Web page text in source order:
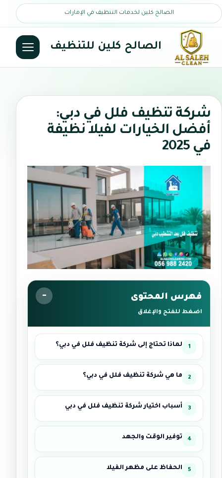
الصالح كلين لخدمات التنظيف في الإمارات
الصالح كلين للتنظيف
شركة تنظيف فلل في دبي:
أفضل الخيارات لفيلا نظيفة
في 2025
فهرس المحتوى
اضغط للفتح والإغلاق
لماذا تحتاج إلى شركة تنظيف فلل في دبي؟
ما هي شركة تنظيف فلل في دبي؟
أسباب اختيار شركة تنظيف فلل في دبي
توفير الوقت والجهد
الحفاظ على مظهر الفيلا